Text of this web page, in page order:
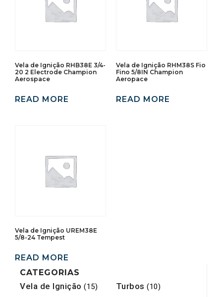
CATEGORIAS
Vela de Ignição (15) Turbos (10)
Vela de Ignição RHB38E 3/4-
20 2 Electrode Champion
Aerospace
READ MORE
Vela de Ignição RHM38S Fio
Fino 5/8IN Champion
Aeropace
READ MORE
Vela de Ignição UREM38E
5/8-24 Tempest
READ MORE